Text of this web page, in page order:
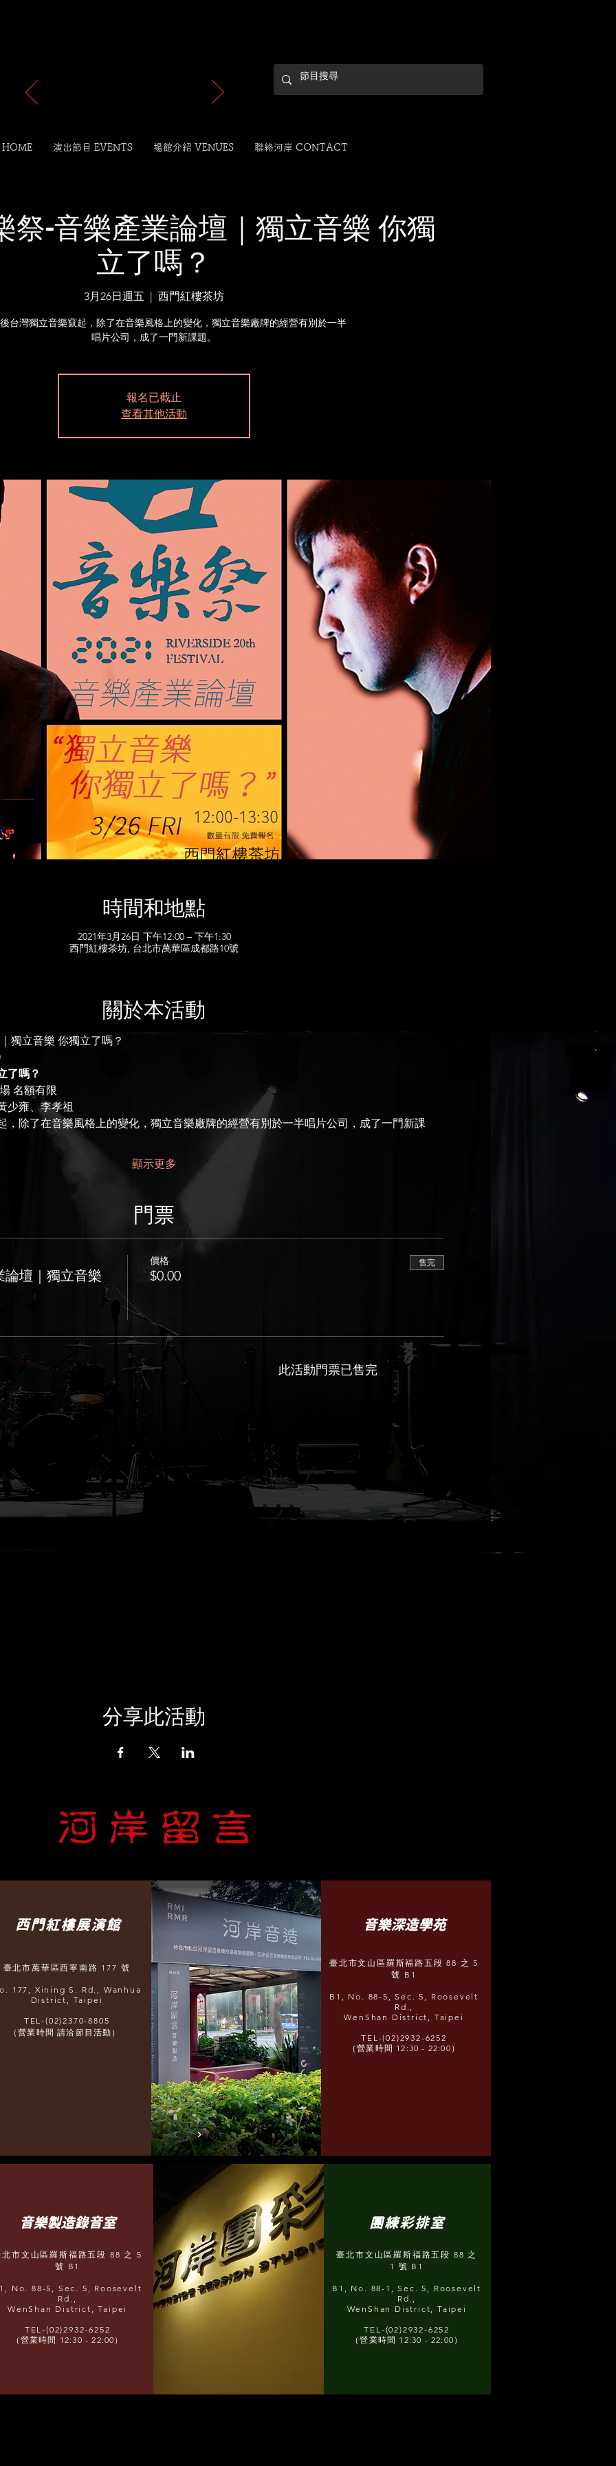
HOME 演出節目 EVENTS 場館介紹 VENUES 聯絡河岸 CONTACT
祭-音樂產業論壇｜獨立音樂 你獨
立了嗎？
3月26日週五
  |
西門紅樓茶坊
台灣獨立音樂竄起，除了在音樂風格上的變化，獨立音樂廠牌的經營有別於一半
唱片公司，成了一門新課題。
報名已截止
查看其他活動
時間和地點
2021年3月26日 下午12:00 – 下午1:30
西門紅樓茶坊, 台北市萬華區成都路10號
關於本活動
獨立音樂 你獨立了嗎？
了嗎？
名額有限
少雍、李孝祖
，除了在音樂風格上的變化，獨立音樂廠牌的經營有別於一半唱片公司，成了一門新課
顯示更多
門票
論壇｜獨立音樂
價格
$0.00
售完
此活動門票已售完
分享此活動
西門紅樓展演館
臺北市萬華區西寧南路 177 號
177, Xining S. Rd., Wanhua
District, Taipei
TEL-(02)2370-8805
（營業時間 請洽節目活動）
​音樂深造學苑
臺北市文山區羅斯福路五段 88 之 5
號 B1
B1, No. 88-5, Sec. 5, Roosevelt
Rd.,
WenShan District, Taipei
TEL-(02)2932-6252
（營業時間 12:30 - 22:00）
​音樂製造錄音室
北市文山區羅斯福路五段 88 之 5
號 B1
No. 88-5, Sec. 5, Roosevelt
Rd.,
WenShan District, Taipei
TEL-(02)2932-6252
（營業時間 12:30 - 22:00）
團練彩排室
臺北市文山區羅斯福路五段 88 之
1 號 B1
B1, No. 88-1, Sec. 5, Roosevelt
Rd.,
WenShan District, Taipei
TEL-(02)2932-6252
（營業時間 12:30 - 22:00）